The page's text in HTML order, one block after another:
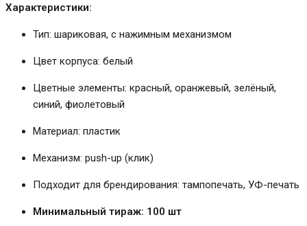
Характеристики:
Тип: шариковая, с нажимным механизмом
Цвет корпуса: белый
Цветные элементы: красный, оранжевый, зелёный,
синий, фиолетовый
Материал: пластик
Механизм: push-up (клик)
Подходит для брендирования: тампопечать, УФ-печать
Минимальный тираж: 100 шт